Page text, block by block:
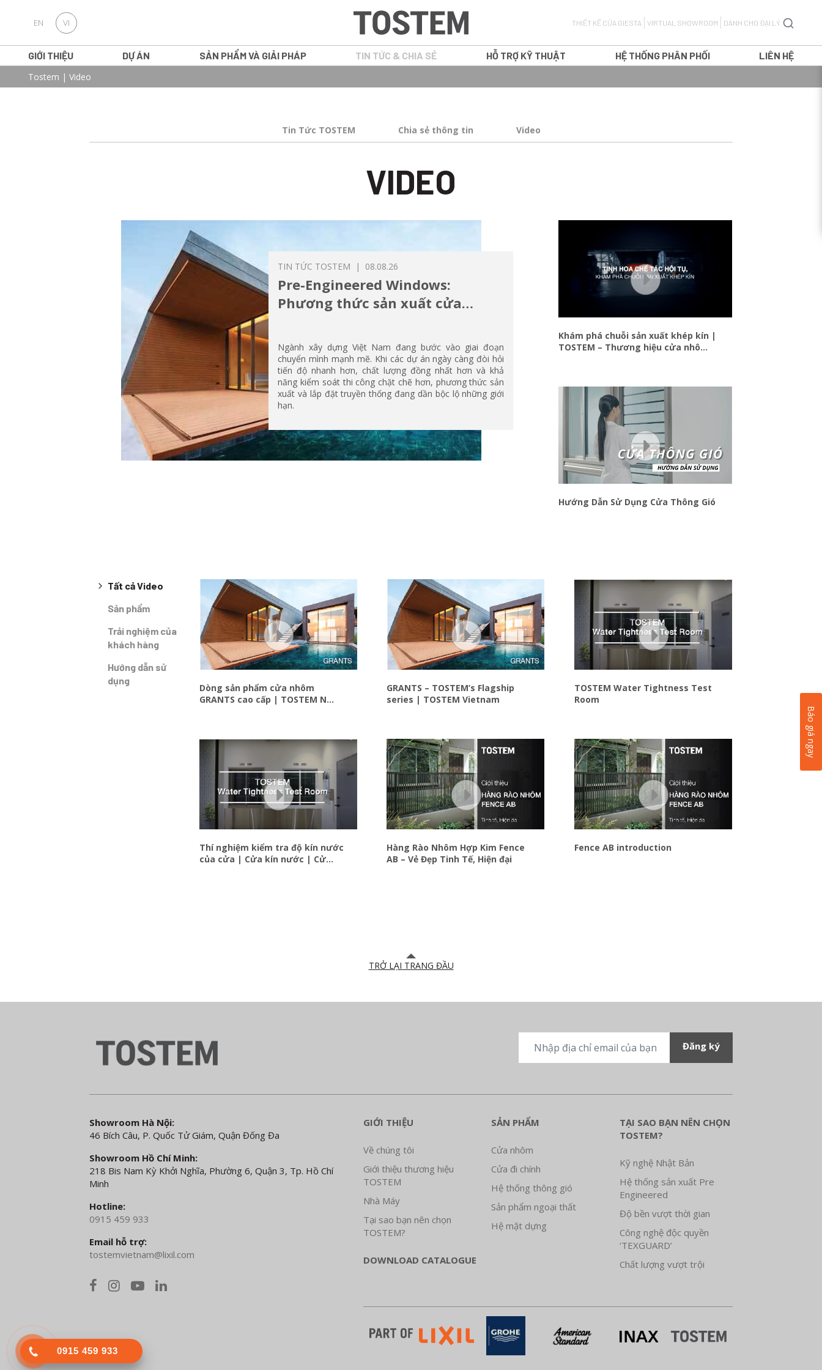
EN VI THIẾT KẾ CỬA GIESTA VIRTUAL SHOWROOM DÀNH CHO ĐẠI LÝ
GIỚI THIỆU DỰ ÁN SẢN PHẨM VÀ GIẢI PHÁP
GRANTS
IN16
CỬA SỔ
CỬA SỔ MỞ LÙA
CỬA SỔ MỞ HẤT/LẬT
TIN TỨC & CHIA SẺ HỖ TRỢ KỸ THUẬT HỆ THỐNG PHÂN PHỐI
LIÊN HỆ
Tostem | Video
Tin Tức TOSTEM Chia sẻ thông tin Video
VIDEO
TIN TỨC TOSTEM | 08.08.26
Pre-Engineered Windows:
Phương thức sản xuất cửa
thi công hiện đại
Ngành xây dựng Việt Nam đang bước vào giai đoạn
chuyển mình mạnh mẽ. Khi các dự án ngày càng đòi hỏi
tiến độ nhanh hơn, chất lượng đồng nhất hơn và khả
năng kiểm soát thi công chặt chẽ hơn, phương thức sản
xuất và lắp đặt truyền thống đang dần bộc lộ những giới
hạn.
Khám phá chuỗi sản xuất khép kín |
TOSTEM – Thương hiệu cửa nhôm
Hướng Dẫn Sử Dụng Cửa Thông Gió
Tất cả Video
Sản phẩm
Trải nghiệm của
khách hàng
Hướng dẫn sử
dụng
Dòng sản phẩm cửa nhôm
GRANTS cao cấp | TOSTEM Nhật
GRANTS – TOSTEM’s Flagship
series | TOSTEM Vietnam
TOSTEM Water Tightness Test
Room
Thí nghiệm kiểm tra độ kín nước
của cửa | Cửa kín nước | Cửa
Hàng Rào Nhôm Hợp Kim Fence
AB – Vẻ Đẹp Tinh Tế, Hiện đại
Fence AB introduction
Báo giá ngay
TRỞ LẠI TRANG ĐẦU
Showroom Hà Nội:
46 Bích Câu, P. Quốc Tử Giám, Quận Đống Đa
Showroom Hồ Chí Minh:
218 Bis Nam Kỳ Khởi Nghĩa, Phường 6, Quận 3, Tp. Hồ Chí
Minh
Hotline:
0915 459 933
Email hỗ trợ:
tostemvietnam@lixil.com
GIỚI THIỆU
Về chúng tôi
Giới thiệu thương hiệu
TOSTEM
Nhà Máy
Tại sao bạn nên chọn
TOSTEM?
DOWNLOAD CATALOGUE
SẢN PHẨM
Cửa nhôm
Cửa đi chính
Hệ thống thông gió
Sản phẩm ngoại thất
Hệ mặt dựng
TẠI SAO BẠN NÊN CHỌN
TOSTEM?
Kỹ nghệ Nhật Bản
Hệ thống sản xuất Pre
Engineered
Độ bền vượt thời gian
Công nghệ độc quyền
‘TEXGUARD’
Chất lượng vượt trội
0915 459 933